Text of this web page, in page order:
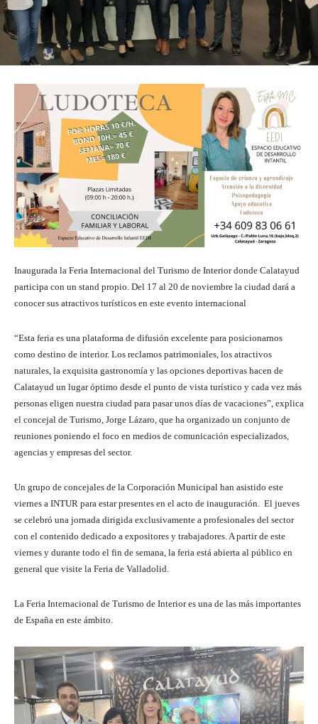
Inaugurada la Feria Internacional del Turismo de Interior donde Calatayud
participa con un stand propio. Del 17 al 20 de noviembre la ciudad dará a
conocer sus atractivos turísticos en este evento internacional
“Esta feria es una plataforma de difusión excelente para posicionarnos
como destino de interior. Los reclamos patrimoniales, los atractivos
naturales, la exquisita gastronomía y las opciones deportivas hacen de
Calatayud un lugar óptimo desde el punto de vista turístico y cada vez más
personas eligen nuestra ciudad para pasar unos días de vacaciones”, explica
el concejal de Turismo, Jorge Lázaro, que ha organizado un conjunto de
reuniones poniendo el foco en medios de comunicación especializados,
agencias y empresas del sector.
Un grupo de concejales de la Corporación Municipal han asistido este
viernes a INTUR para estar presentes en el acto de inauguración. El jueves
se celebró una jornada dirigida exclusivamente a profesionales del sector
con el contenido dedicado a expositores y trabajadores. A partir de este
viernes y durante todo el fin de semana, la feria está abierta al público en
general que visite la Feria de Valladolid.
La Feria Internacional de Turismo de Interior es una de las más importantes
de España en este ámbito.